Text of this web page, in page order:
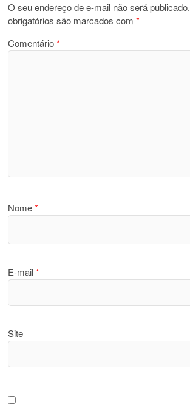
O seu endereço de e-mail não será publicado.
obrigatórios são marcados com*
Comentário*
Nome*
E-mail*
Site